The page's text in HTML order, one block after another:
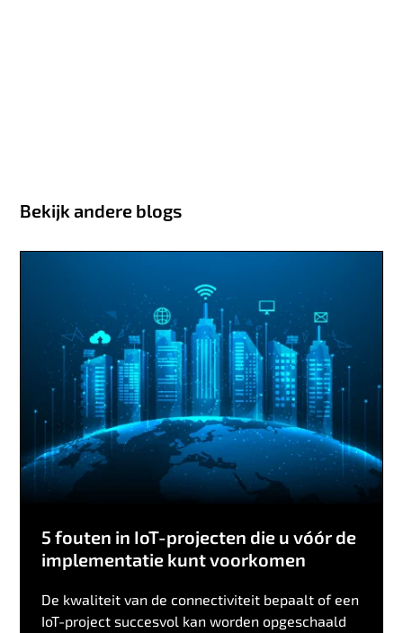
Bekijk andere blogs
5 fouten in IoT-projecten die u vóór de
implementatie kunt voorkomen
De kwaliteit van de connectiviteit bepaalt of een
IoT-project succesvol kan worden opgeschaald